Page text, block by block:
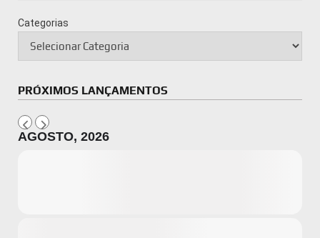
Categorias
PRÓXIMOS LANÇAMENTOS
AGOSTO, 2026